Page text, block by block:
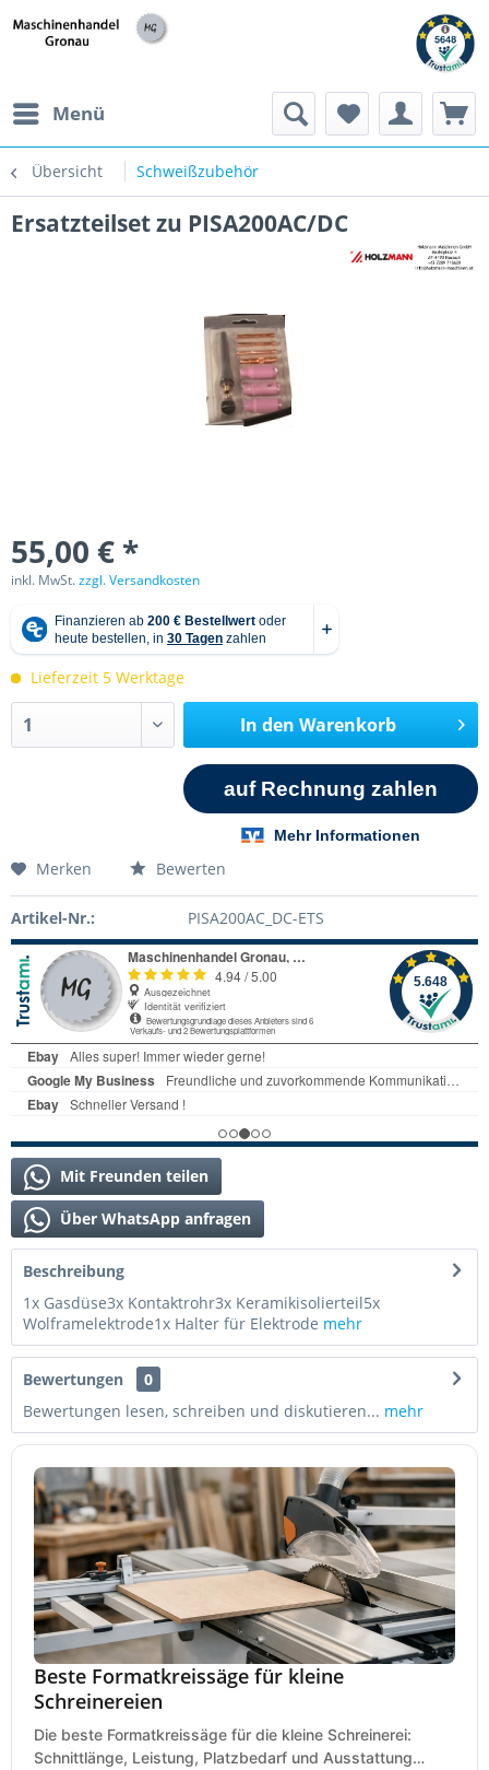
Menü
Übersicht Schweißzubehör
Ersatzteilset zu PISA200AC/DC
55,00 € *
inkl. MwSt.zzgl. Versandkosten
Lieferzeit 5 Werktage
In den Warenkorb
Merken Bewerten
Artikel-Nr.: PISA200AC_DC-ETS
Mit Freunden teilen
Über WhatsApp anfragen
Beschreibung
1x Gasdüse3x Kontaktrohr3x Keramikisolierteil5x
Wolframelektrode1x Halter für Elektrode mehr
Bewertungen
0
Bewertungen lesen, schreiben und diskutieren... mehr
Beste Formatkreissäge für kleine
Schreinereien
Die beste Formatkreissäge für die kleine Schreinerei:
Schnittlänge, Leistung, Platzbedarf und Ausstattung